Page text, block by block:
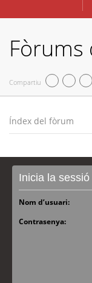
Fòrums
Compartiu
Índex del fòrum
Inicia la sessió
Nom d’usuari:
Contrasenya: